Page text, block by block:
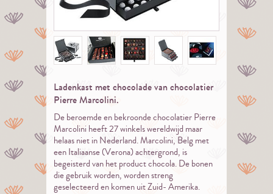
Ladenkast met chocolade van chocolatier
Pierre Marcolini.
De beroemde en bekroonde chocolatier Pierre
Marcolini heeft 27 winkels wereldwijd maar
helaas niet in Nederland. Marcolini, Belg met
een Italiaanse (Verona) achtergrond, is
begeisterd van het product chocola. De bonen
die gebruik worden, worden streng
geselecteerd en komen uit Zuid- Amerika.